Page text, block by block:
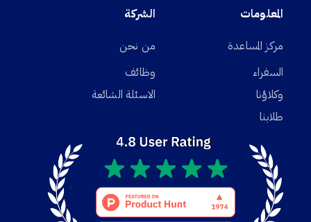
المعلومات
مركز المساعدة
السفراء
وكلاؤنا
طلابنا
الشركة
من نحن
وظائف
الاسئلة الشائعة